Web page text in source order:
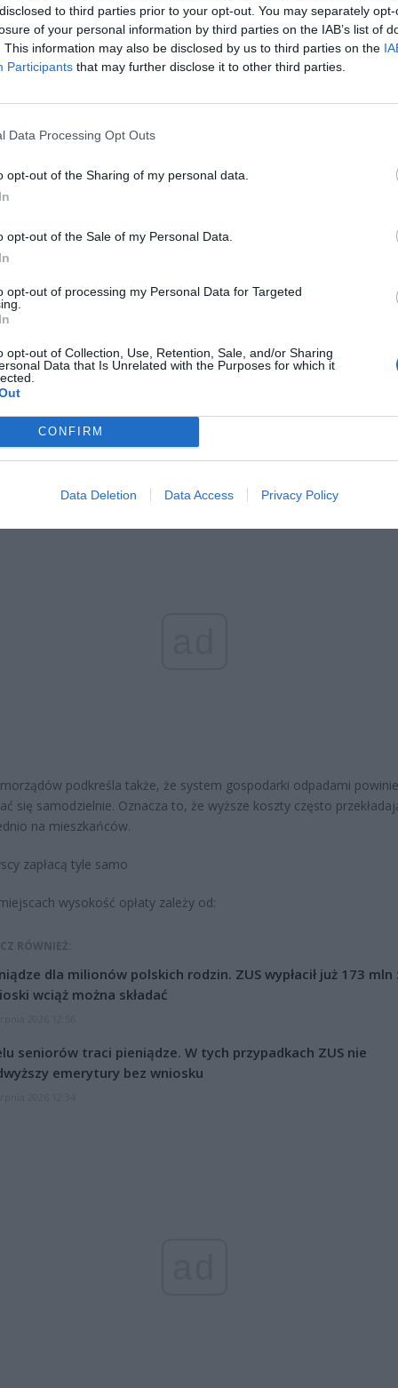
to third parties prior to your opt-out. You may separately
of your personal information by third parties on the IAB’s list of
This information may also be disclosed by us to third parties on the
Participants that may further disclose it to other third parties.
Data Processing Opt Outs
opt-out of the Sharing of my personal data.
opt-out of the Sale of my Personal Data.
opt-out of processing my Personal Data for Targeted
opt-out of Collection, Use, Retention, Sale, and/or Sharing
Data that Is Unrelated with the Purposes for which it
CONFIRM
Data Deletion Data Access Privacy Policy
RÓWNIEŻ:
zmieni ważny limit od marca 2027 roku. Policzyliśmy, ile
senior przy emeryturze 2200, 2400, 2600 i 2700 zł
przecenił hit do kuchni. Air fryer tańszy aż o 150 zł, a to
2026 16:06
wskazują przede wszystkim na:
koszty paliwa i energii,
ceny zagospodarowania odpadów,
wydatki związane z segregacją,
podkreśla także, że system gospodarki odpadami
się samodzielnie. Oznacza to, że wyższe koszty często
na mieszkańców.
zapłacą tyle samo
wysokość opłaty zależy od:
RÓWNIEŻ:
dla milionów polskich rodzin. ZUS wypłacił już 173 mln
wciąż można składać
seniorów traci pieniądze. W tych przypadkach ZUS nie
emerytury bez wniosku